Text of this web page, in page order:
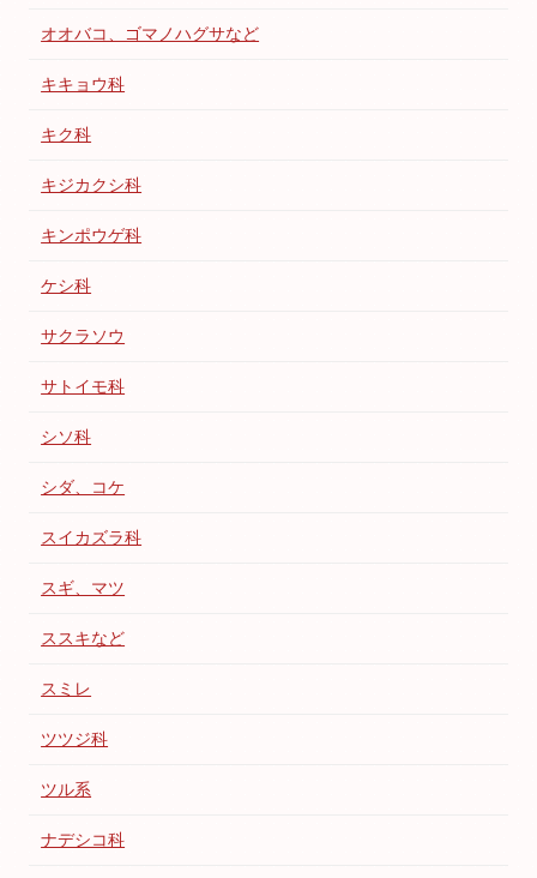
オオバコ、ゴマノハグサなど
キキョウ科
キク科
キジカクシ科
キンポウゲ科
ケシ科
サクラソウ
サトイモ科
シソ科
シダ、コケ
スイカズラ科
スギ、マツ
ススキなど
スミレ
ツツジ科
ツル系
ナデシコ科